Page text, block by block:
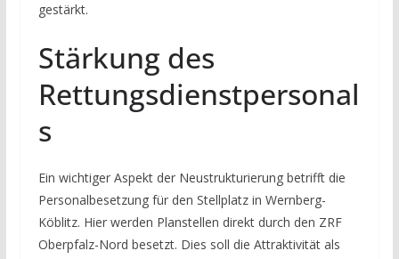
gestärkt.
Stärkung des
Rettungsdienstpersonal
s
Ein wichtiger Aspekt der Neustrukturierung betrifft die
Personalbesetzung für den Stellplatz in Wernberg-
Köblitz. Hier werden Planstellen direkt durch den ZRF
Oberpfalz-Nord besetzt. Dies soll die Attraktivität als